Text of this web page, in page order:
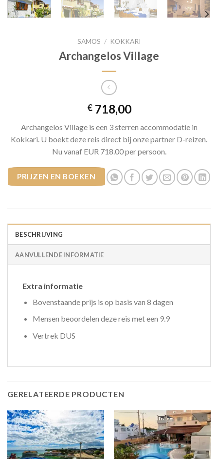
SAMOS / KOKKARI
Archangelos Village
€718,00
Archangelos Village is een 3 sterren accommodatie in
Kokkari. U boekt deze reis direct bij onze partner D-reizen.
Nu vanaf EUR 718.00 per persoon.
PRIJZEN EN BOEKEN
BESCHRIJVING
AANVULLENDE INFORMATIE
Extra informatie
Bovenstaande prijs is op basis van 8 dagen
Mensen beoordelen deze reis met een 9.9
Vertrek DUS
GERELATEERDE PRODUCTEN